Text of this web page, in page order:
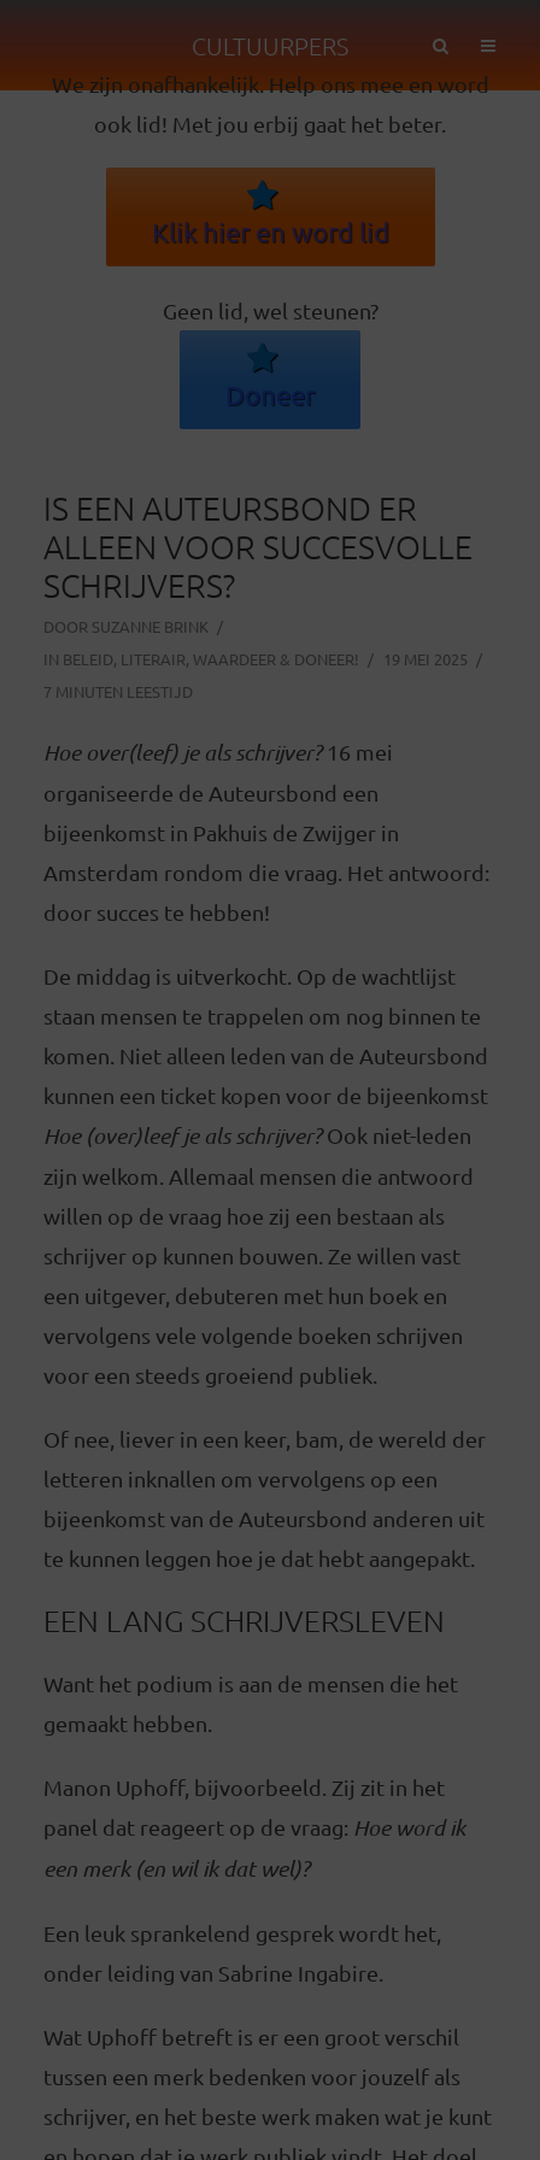
CULTUURPERS
We zijn onafhankelijk. Help ons mee en word
ook lid! Met jou erbij gaat het beter.
Klik hier en word lid
Geen lid, wel steunen?
Doneer
IS EEN AUTEURSBOND ER
ALLEEN VOOR SUCCESVOLLE
SCHRIJVERS?
DOOR SUZANNE BRINK
IN BELEID, LITERAIR, WAARDEER & DONEER!
19 MEI 2025
7 MINUTEN LEESTIJD
Hoe over(leef) je als schrijver?16 mei
organiseerde de Auteursbond een
bijeenkomst in Pakhuis de Zwijger in
Amsterdam rondom die vraag. Het antwoord:
door succes te hebben!
De middag is uitverkocht. Op de wachtlijst
staan mensen te trappelen om nog binnen te
komen. Niet alleen leden van de Auteursbond
kunnen een ticket kopen voor de bijeenkomst
Hoe (over)leef je als schrijver?Ook niet-leden
zijn welkom. Allemaal mensen die antwoord
willen op de vraag hoe zij een bestaan als
schrijver op kunnen bouwen. Ze willen vast
een uitgever, debuteren met hun boek en
vervolgens vele volgende boeken schrijven
voor een steeds groeiend publiek.
Of nee, liever in een keer, bam, de wereld der
letteren inknallen om vervolgens op een
bijeenkomst van de Auteursbond anderen uit
te kunnen leggen hoe je dat hebt aangepakt.
EEN LANG SCHRIJVERSLEVEN
Want het podium is aan de mensen die het
gemaakt hebben.
Manon Uphoff, bijvoorbeeld. Zij zit in het
panel dat reageert op de vraag: Hoe word ik
een merk (en wil ik dat wel)?
Een leuk sprankelend gesprek wordt het,
onder leiding van Sabrine Ingabire.
Wat Uphoff betreft is er een groot verschil
tussen een merk bedenken voor jouzelf als
schrijver, en het beste werk maken wat je kunt